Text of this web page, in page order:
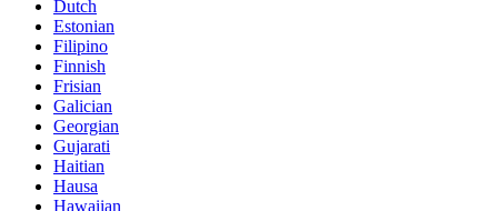
Dutch
Estonian
Filipino
Finnish
Frisian
Galician
Georgian
Gujarati
Haitian
Hausa
Hawaiian